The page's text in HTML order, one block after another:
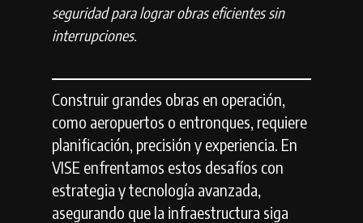
seguridad para lograr obras eficientes sin
interrupciones.
Construir grandes obras en operación,
como aeropuertos o entronques, requiere
planificación, precisión y experiencia. En
VISE enfrentamos estos desafíos con
estrategia y tecnología avanzada,
asegurando que la infraestructura siga